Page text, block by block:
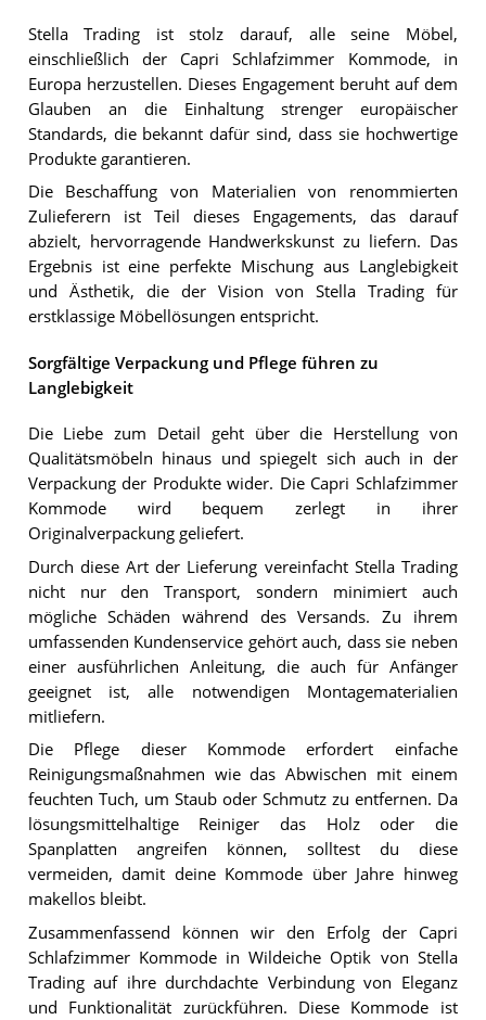
Stella Trading ist stolz darauf, alle seine Möbel,
einschließlich der Capri Schlafzimmer Kommode, in
Europa herzustellen. Dieses Engagement beruht auf dem
Glauben an die Einhaltung strenger europäischer
Standards, die bekannt dafür sind, dass sie hochwertige
Produkte garantieren.
Die Beschaffung von Materialien von renommierten
Zulieferern ist Teil dieses Engagements, das darauf
abzielt, hervorragende Handwerkskunst zu liefern. Das
Ergebnis ist eine perfekte Mischung aus Langlebigkeit
und Ästhetik, die der Vision von Stella Trading für
erstklassige Möbellösungen entspricht.
Sorgfältige Verpackung und Pflege führen zu
Langlebigkeit
Die Liebe zum Detail geht über die Herstellung von
Qualitätsmöbeln hinaus und spiegelt sich auch in der
Verpackung der Produkte wider. Die Capri Schlafzimmer
Kommode wird bequem zerlegt in ihrer
Originalverpackung geliefert.
Durch diese Art der Lieferung vereinfacht Stella Trading
nicht nur den Transport, sondern minimiert auch
mögliche Schäden während des Versands. Zu ihrem
umfassenden Kundenservice gehört auch, dass sie neben
einer ausführlichen Anleitung, die auch für Anfänger
geeignet ist, alle notwendigen Montagematerialien
mitliefern.
Die Pflege dieser Kommode erfordert einfache
Reinigungsmaßnahmen wie das Abwischen mit einem
feuchten Tuch, um Staub oder Schmutz zu entfernen. Da
lösungsmittelhaltige Reiniger das Holz oder die
Spanplatten angreifen können, solltest du diese
vermeiden, damit deine Kommode über Jahre hinweg
makellos bleibt.
Zusammenfassend können wir den Erfolg der Capri
Schlafzimmer Kommode in Wildeiche Optik von Stella
Trading auf ihre durchdachte Verbindung von Eleganz
und Funktionalität zurückführen. Diese Kommode ist